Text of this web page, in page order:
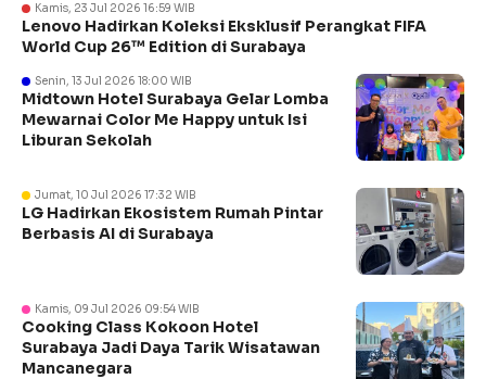
Kamis, 23 Jul 2026 16:59 WIB
Lenovo Hadirkan Koleksi Eksklusif Perangkat FIFA
World Cup 26™ Edition di Surabaya
Senin, 13 Jul 2026 18:00 WIB
Midtown Hotel Surabaya Gelar Lomba
Mewarnai Color Me Happy untuk Isi
Liburan Sekolah
Jumat, 10 Jul 2026 17:32 WIB
LG Hadirkan Ekosistem Rumah Pintar
Berbasis AI di Surabaya
Kamis, 09 Jul 2026 09:54 WIB
Cooking Class Kokoon Hotel
Surabaya Jadi Daya Tarik Wisatawan
Mancanegara